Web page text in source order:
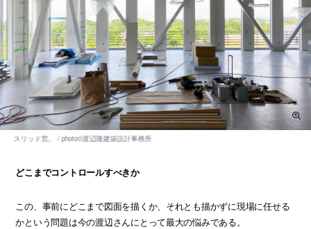
どこまでコントロールすべきか
この、事前にどこまで図面を描くか、それとも描かずに現場に任せる
かという問題は今の渡辺さんにとって最大の悩みである。